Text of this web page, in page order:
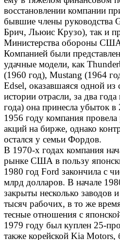
восстановлении компании
бывшие члены руководства
Брич, Льюис Крузо), так и
Министерства обороны
Компанией были
удачные модели, как
(1960 год), Mustang (1964
Edsel, оказавшаяся одной
истории отрасли, за два
года) она принесла убыток
1956 году компания
акций на бирже, однако
остался у семьи Фордов.
В 1970-х годах компания
рынке США в пользу
1980 год Ford закончила с
млрд долларов. В начале
закрыты несколько заводов
тысяч рабочих, в то же
тесные отношения с
1979 году был куплен 25-
также корейской Kia